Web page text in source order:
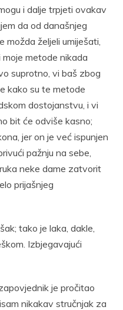
i dalje trpjeti ovakav
da od današnjeg
željeli umiješati,
metode nikada
suprotno, vi baš zbog
kako su te metode
dostojanstvu, i vi
bit će odviše kasno;
jer on je već ispunjen
pažnju na sebe,
neke dame zatvorit
prijašnjeg
tako je laka, dakle,
Izbjegavajući
je pročitao
nikakav stručnjak za